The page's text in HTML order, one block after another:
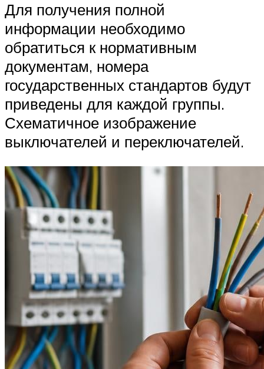
Для получения полной
информации необходимо
обратиться к нормативным
документам, номера
государственных стандартов будут
приведены для каждой группы.
Схематичное изображение
выключателей и переключателей.